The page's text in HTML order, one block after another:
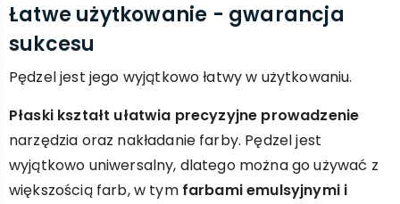
Łatwe użytkowanie - gwarancja
sukcesu
Pędzel jest jego wyjątkowo łatwy w użytkowaniu.
Płaski kształt ułatwia precyzyjne prowadzenie
narzędzia oraz nakładanie farby. Pędzel jest
wyjątkowo uniwersalny, dlatego można go używać z
większością farb, w tym farbami emulsyjnymi i